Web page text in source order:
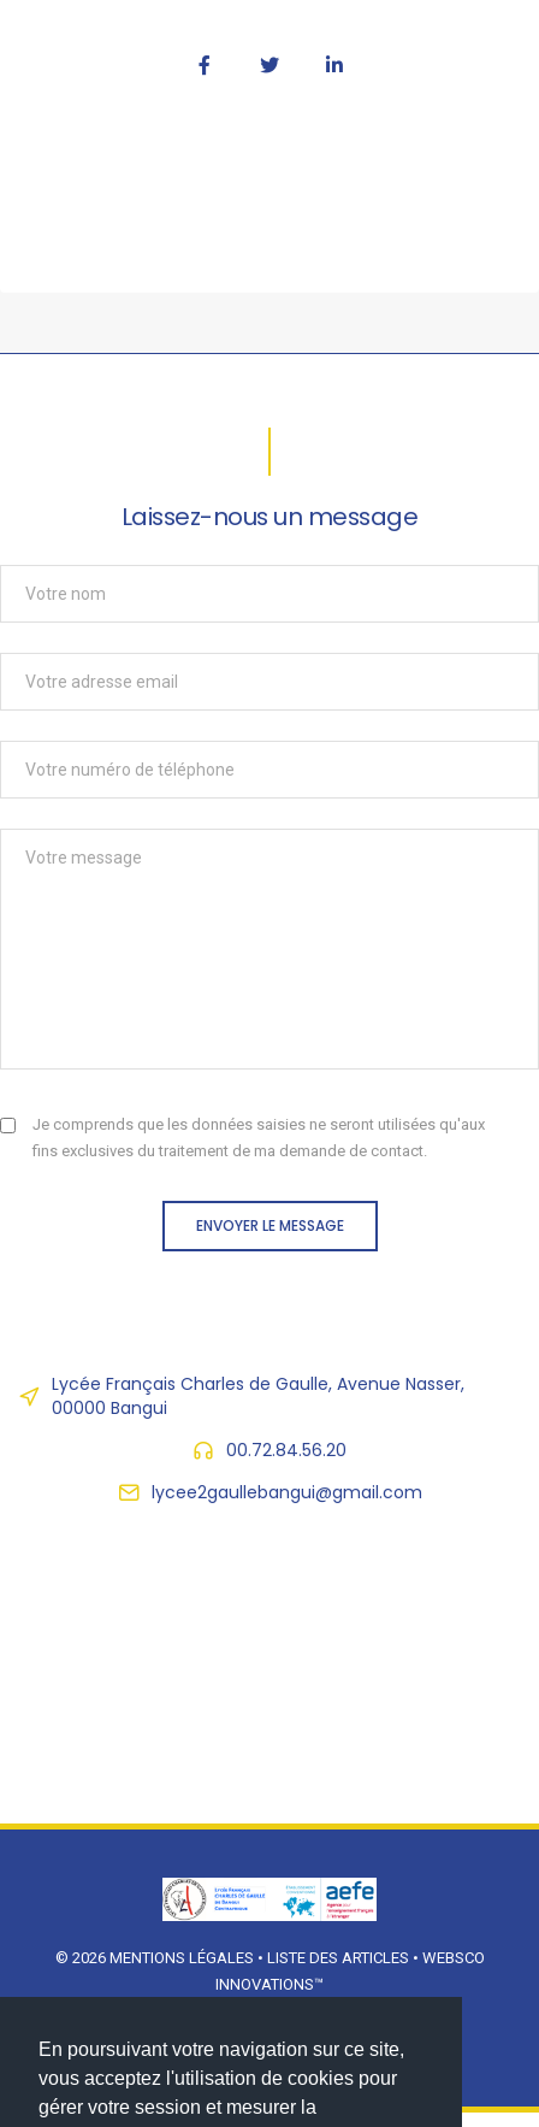
En poursuivant votre navigation sur ce site,
vous acceptez l'utilisation de cookies pour
gérer votre session et mesurer la
Laissez-nous un message
Je comprends que les données saisies ne seront utilisées qu'aux
fins exclusives du traitement de ma demande de contact.
ENVOYER LE MESSAGE
Lycée Français Charles de Gaulle, Avenue Nasser,
00000 Bangui
00.72.84.56.20
lycee2gaullebangui@gmail.com
© 2026 MENTIONS LÉGALES • LISTE DES ARTICLES • WEBSCO
INNOVATIONS™